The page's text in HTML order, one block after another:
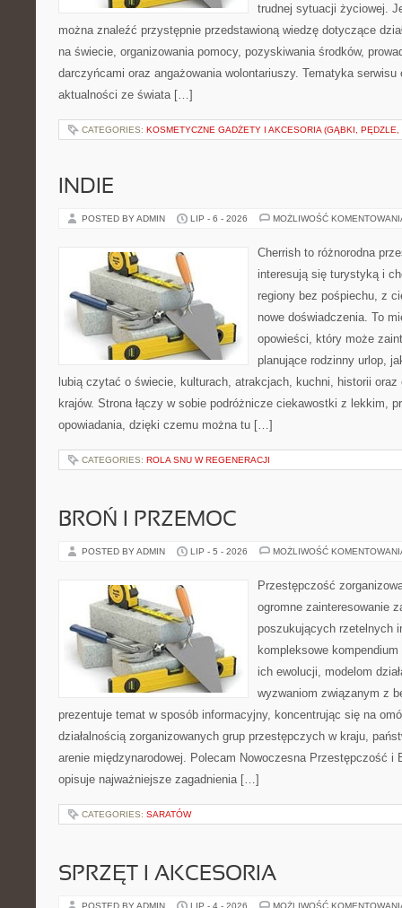
trudnej sytuacji życiowej.
można znaleźć przystępnie przedstawioną wiedzę dotyczące
na świecie, organizowania pomocy, pozyskiwania środków,
darczyńcami oraz angażowania wolontariuszy. Tematyka
aktualności ze świata […]
CATEGORIES: KOSMETYCZNE GADŻETY I AKCESORIA (GĄBKI, PĘDZLE,
INDIE
POSTED BY ADMIN LIP - 6 - 2026 MOŻLIWOŚĆ
Cherrish to różnorodna
interesują się turystyką i
regiony bez pośpiechu, z
nowe doświadczenia. To
opowieści, który może
planujące rodzinny urlop,
lubią czytać o świecie, kulturach, atrakcjach, kuchni, historii
krajów. Strona łączy w sobie podróżnicze ciekawostki z lekkim,
opowiadania, dzięki czemu można tu […]
CATEGORIES: ROLA SNU W REGENERACJI
BROŃ I PRZEMOC
POSTED BY ADMIN LIP - 5 - 2026 MOŻLIWOŚĆ
Przestępczość
ogromne zainteresowanie
poszukujących rzetelnych
kompleksowe
ich ewolucji, modelom
wyzwaniom związanym z
prezentuje temat w sposób informacyjny, koncentrując się na
działalnością zorganizowanych grup przestępczych w kraju,
arenie międzynarodowej. Polecam Nowoczesna Przestępczość i
opisuje najważniejsze zagadnienia […]
CATEGORIES: SARATÓW
SPRZĘT I AKCESORIA
POSTED BY ADMIN LIP - 4 - 2026 MOŻLIWOŚĆ